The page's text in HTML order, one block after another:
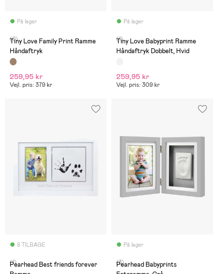
På lager
(0)
Tiny Love Family Print Ramme
Håndaftryk
259,95 kr
Vejl. pris: 379 kr
På lager
(1)
Tiny Love Babyprint Ramme
Håndaftryk Dobbelt, Hvid
259,95 kr
Vejl. pris: 309 kr
8 TILBAGE
(1)
Pearhead Best friends forever
På lager
(3)
Pearhead Babyprints